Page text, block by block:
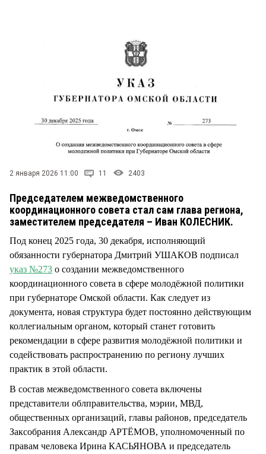
2 января 2026 11:00 11 2403
Председателем межведомственного
координационного совета стал сам глава региона,
заместителем председателя – Иван КОЛЕСНИК.
Под конец 2025 года, 30 декабря, исполняющий
обязанности губернатора Дмитрий УШАКОВ подписал
указ №273 о создании межведомственного
координационного совета в сфере молодёжной политики
при губернаторе Омской области. Как следует из
документа, новая структура будет постоянно действующим
коллегиальным органом, который станет готовить
рекомендации в сфере развития молодёжной политики и
содействовать распространению по региону лучших
практик в этой области.
В состав межведомственного совета включены
представители облправительства, мэрии, МВД,
общественных организаций, главы районов, председатель
Заксобрания Александр АРТЁМОВ, уполномоченный по
правам человека Ирина КАСЬЯНОВА и председатель